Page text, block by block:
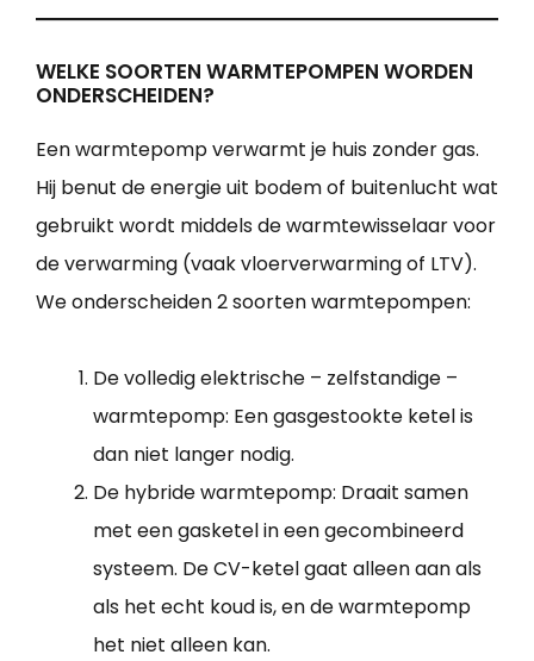
WELKE SOORTEN WARMTEPOMPEN WORDEN
ONDERSCHEIDEN?
Een warmtepomp verwarmt je huis zonder gas.
Hij benut de energie uit bodem of buitenlucht wat
gebruikt wordt middels de warmtewisselaar voor
de verwarming (vaak vloerverwarming of LTV).
We onderscheiden 2 soorten warmtepompen:
De volledig elektrische – zelfstandige –
warmtepomp: Een gasgestookte ketel is
dan niet langer nodig.
De hybride warmtepomp: Draait samen
met een gasketel in een gecombineerd
systeem. De CV-ketel gaat alleen aan als
als het echt koud is, en de warmtepomp
het niet alleen kan.